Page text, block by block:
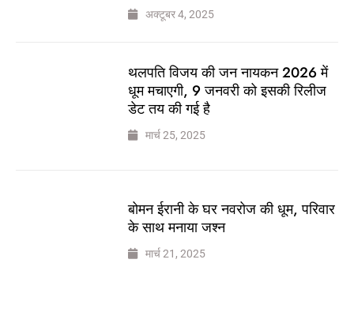
अक्टूबर 4, 2025
थलपति विजय की जन नायकन 2026 में
धूम मचाएगी, 9 जनवरी को इसकी रिलीज
डेट तय की गई है
मार्च 25, 2025
बोमन ईरानी के घर नवरोज की धूम, परिवार
के साथ मनाया जश्न
मार्च 21, 2025